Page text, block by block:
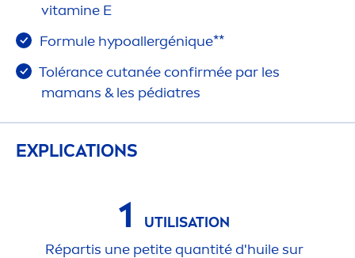
vitamine E
Formule hypoallergénique**
Tolérance cutanée confirmée par les
mamans & les pédiatres
EXPLICATIONS
1
UTILISATION
Répartis une petite quantité d'huile sur